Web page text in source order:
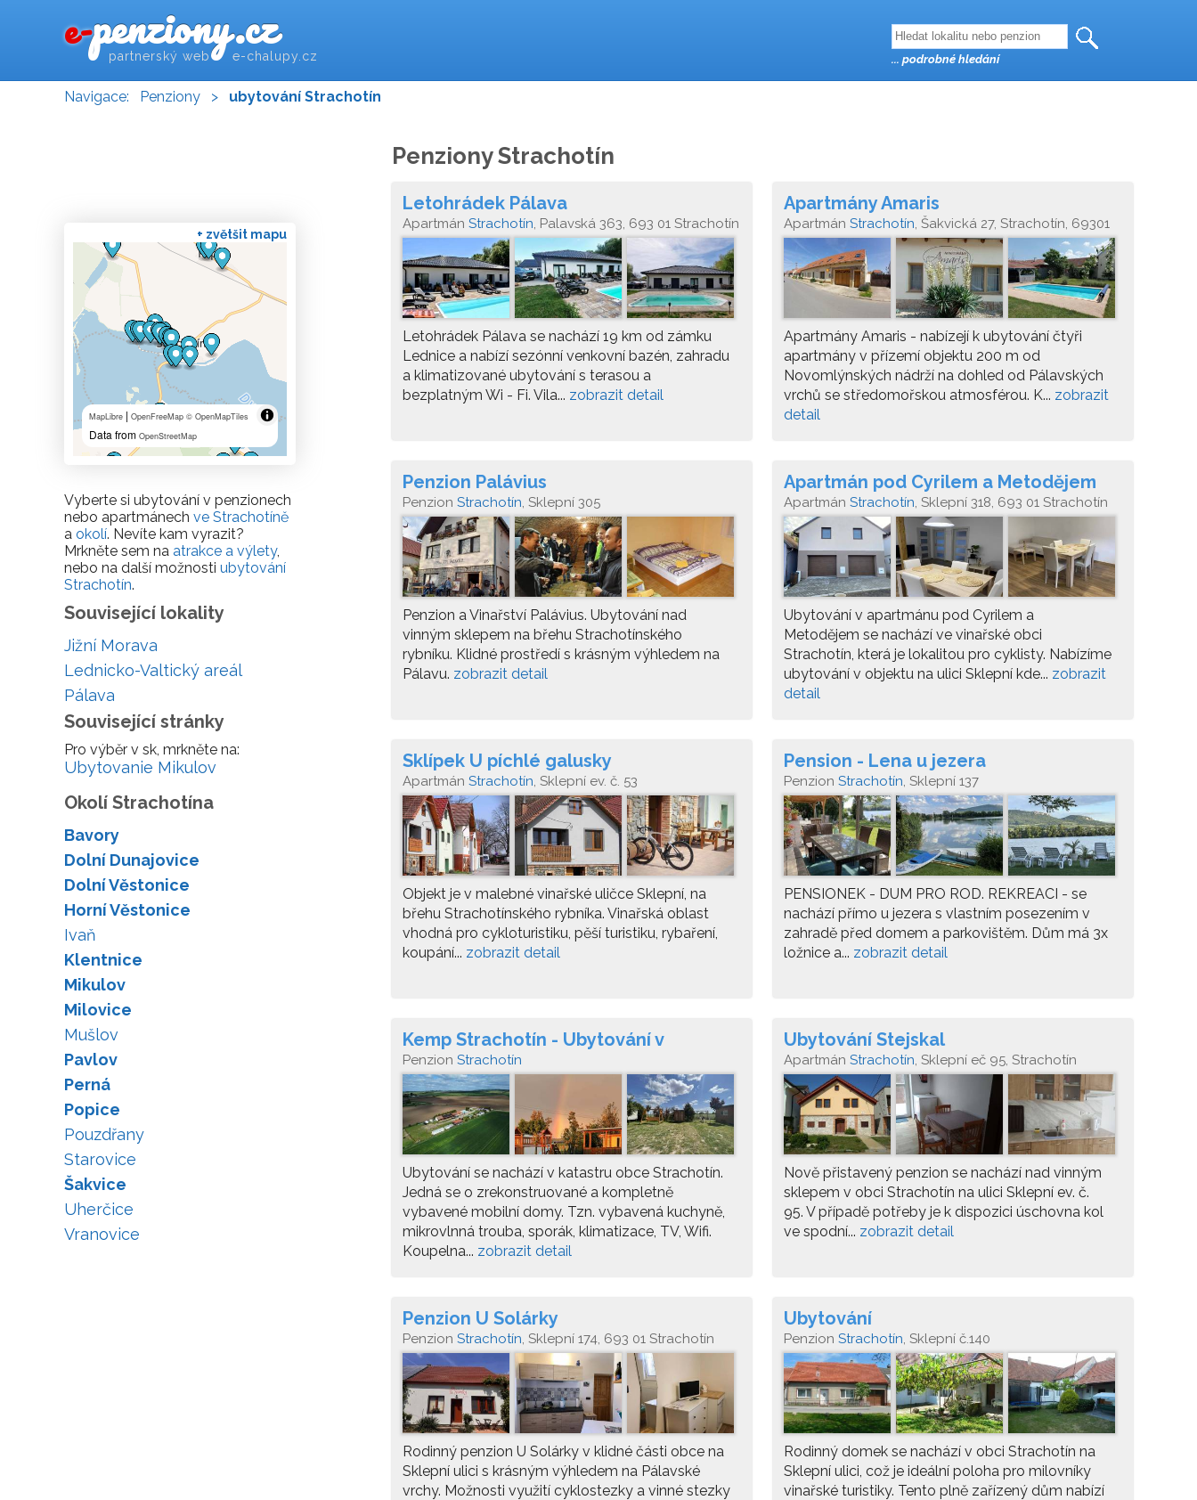
e-penziony.cz
partnerský web e-chalupy.cz
Navigace: Penziony > ubytování Strachotín
Penziony Strachotín
Letohrádek Pálava
Apartmán Strachotín, Palavská 363, 693 01 Strachotín
Letohrádek Pálava se nachází 19 km od zámku
Lednice a nabízí sezónní venkovní bazén, zahradu
a klimatizované ubytování s terasou a
bezplatným Wi - Fi. Vila... zobrazit detail
Apartmány Amaris
Apartmán Strachotín, Šakvická 27, Strachotín, 69301
Apartmány Amaris - nabízejí k ubytování čtyři
apartmány v přízemí objektu 200 m od
Novomlýnských nádrží na dohled od Pálavských
vrchů se středomořskou atmosférou. K... zobrazit
detail
Penzion Palávius
Penzion Strachotín, Sklepní 305
Penzion a Vinařství Palávius. Ubytování nad
vinným sklepem na břehu Strachotínského
rybníku. Klidné prostředí s krásným výhledem na
Pálavu. zobrazit detail
Apartmán pod Cyrilem a Metodějem
Apartmán Strachotín, Sklepní 318, 693 01 Strachotín
Ubytování v apartmánu pod Cyrilem a
Metodějem se nachází ve vinařské obci
Strachotín, která je lokalitou pro cyklisty. Nabízíme
ubytování v objektu na ulici Sklepní kde... zobrazit
detail
Sklípek U píchlé galusky
Apartmán Strachotín, Sklepní ev. č. 53
Objekt je v malebné vinařské uličce Sklepní, na
břehu Strachotínského rybníka. Vinařská oblast
vhodná pro cykloturistiku, pěší turistiku, rybaření,
koupání... zobrazit detail
Pension - Lena u jezera
Penzion Strachotín, Sklepní 137
PENSIONEK - DUM PRO ROD. REKREACI - se
nachází přímo u jezera s vlastním posezením v
zahradě před domem a parkovištěm. Dům má 3x
ložnice a... zobrazit detail
Kemp Strachotín - Ubytování v
mobilních domech
Penzion Strachotín
Ubytování se nachází v katastru obce Strachotín.
Jedná se o zrekonstruované a kompletně
vybavené mobilní domy. Tzn. vybavená kuchyně,
mikrovlnná trouba, sporák, klimatizace, TV, Wifi.
Koupelna... zobrazit detail
Ubytování Stejskal
Apartmán Strachotín, Sklepní eč 95, Strachotín
Nově přistavený penzion se nachází nad vinným
sklepem v obci Strachotín na ulici Sklepní ev. č.
95. V případě potřeby je k dispozici úschovna kol
ve spodní... zobrazit detail
Penzion U Solárky
Penzion Strachotín, Sklepní 174, 693 01 Strachotín
Rodinný penzion U Solárky v klidné části obce na
Sklepní ulici s krásným výhledem na Pálavské
vrchy. Možnosti využití cyklostezky a vinné stezky
Ubytování
Penzion Strachotín, Sklepní č.140
Rodinný domek se nachází v obci Strachotín na
Sklepní ulici, což je ideální poloha pro milovníky
vinařské turistiky. Tento plně zařízený dům nabízí
+ zvětšit mapu
MapLibre | OpenFreeMap © OpenMapTiles
Data from OpenStreetMap
Vyberte si ubytování v penzionech
nebo apartmánech ve Strachotíně
a okolí. Nevíte kam vyrazit?
Mrkněte sem na atrakce a výlety,
nebo na další možnosti ubytování
Strachotín.
Související lokality
Jižní Morava
Lednicko-Valtický areál
Pálava
Související stránky
Pro výběr v sk, mrkněte na:
Ubytovanie Mikulov
Okolí Strachotína
Bavory
Dolní Dunajovice
Dolní Věstonice
Horní Věstonice
Ivaň
Klentnice
Mikulov
Milovice
Mušlov
Pavlov
Perná
Popice
Pouzdřany
Starovice
Šakvice
Uherčice
Vranovice
... podrobné hledání